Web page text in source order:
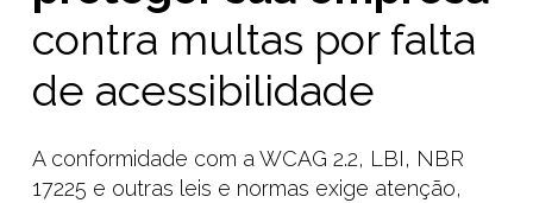
contra multas por falta
de acessibilidade
A conformidade com a WCAG 2.2, LBI, NBR
17225 e outras leis e normas exige atenção,